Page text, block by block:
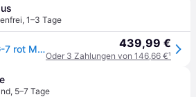
, 1–3 Tage
OM System Tough TG-7 rot Messeware, wie neu #X40402* 439,99 €
Oder 3 Zahlungen von 146,66 €¹
, 5–7 Tage